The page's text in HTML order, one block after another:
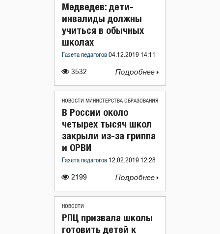
3532
Медведев: дети-
инвалиды должны
учиться в обычных
школах
Газета педагогов 04.12.2019 14:11
Подробнее
НОВОСТИ МИНИСТЕРСТВА ОБРАЗОВАНИЯ
2199
В России около
четырех тысяч школ
закрыли из-за гриппа
и ОРВИ
Газета педагогов 12.02.2019 12:28
Подробнее
НОВОСТИ
РПЦ призвала школы
готовить детей к